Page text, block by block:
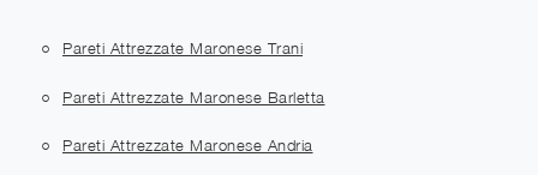
Pareti Attrezzate Maronese Trani
Pareti Attrezzate Maronese Barletta
Pareti Attrezzate Maronese Andria